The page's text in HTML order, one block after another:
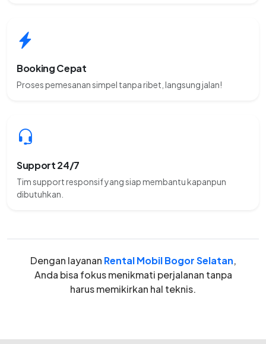
Booking Cepat
Proses pemesanan simpel tanpa ribet, langsung jalan!
Support 24/7
Tim support responsif yang siap membantu kapanpun
dibutuhkan.
Dengan layanan Rental Mobil Bogor Selatan,
Anda bisa fokus menikmati perjalanan tanpa
harus memikirkan hal teknis.